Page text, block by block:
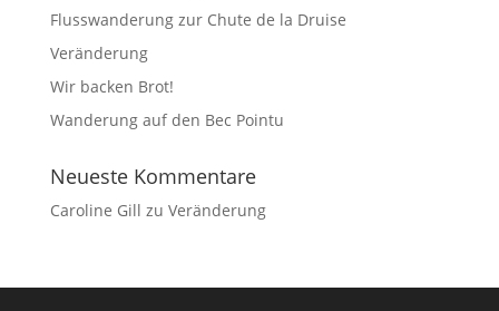
Flusswanderung zur Chute de la Druise
Veränderung
Wir backen Brot!
Wanderung auf den Bec Pointu
Neueste Kommentare
Caroline Gill zu Veränderung